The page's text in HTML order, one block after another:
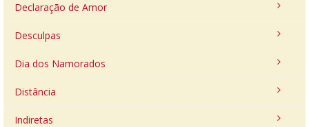
Declaração de Amor
Desculpas
Dia dos Namorados
Distância
Indiretas